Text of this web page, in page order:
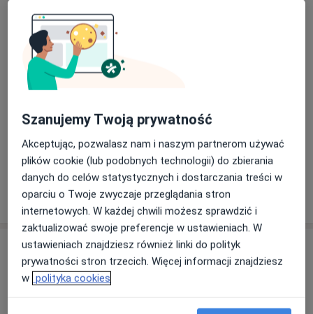
1 roku
życia.
400 zł Szczegóły
Iniekcja dostawowa
150 zł Szczegóły
Zakładanie lekkich opatrunków
gipsowych
Od 120 zł Szczegóły
W jaki sposób ustalane są ceny?
Adres
Holistic-Clinic
Szanujemy Twoją prywatność
Akceptując, pozwalasz nam i naszym partnerom używać
plików cookie (lub podobnych technologii) do zbierania
danych do celów statystycznych i dostarczania treści w
oparciu o Twoje zwyczaje przeglądania stron
internetowych. W każdej chwili możesz sprawdzić i
zaktualizować swoje preferencje w ustawieniach. W
ustawieniach znajdziesz również linki do polityk
prywatności stron trzecich. Więcej informacji znajdziesz
w polityka cookies